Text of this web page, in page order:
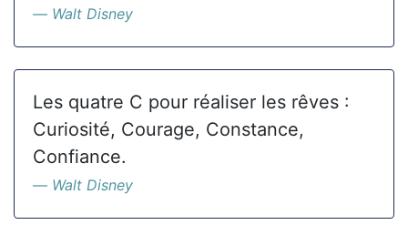
Walt Disney
Les quatre C pour réaliser les rêves :
Curiosité, Courage, Constance,
Confiance.
Walt Disney